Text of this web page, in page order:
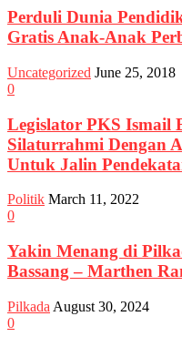
Perduli Dunia
Gratis Anak-Anak
Uncategorized June 25, 2018
0
Legislator PKS Ismail
Silaturrahmi Dengan
Untuk Jalin
Politik March 11, 2022
0
Yakin Menang di
Bassang – Marthen
Pilkada August 30, 2024
0